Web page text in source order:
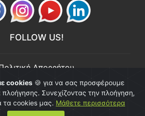
FOLLOW US!
Απορρήτου
Πολιτική Ποιότητας
"εν-τάξη". All Rights Reserved.
Powered byNetwise
cookies 🍪 για να σας προσφέρουμε
πλοήγησης. Συνεχίζοντας την πλοήγηση,
τα cookies μας. Μάθετε περισσότερα